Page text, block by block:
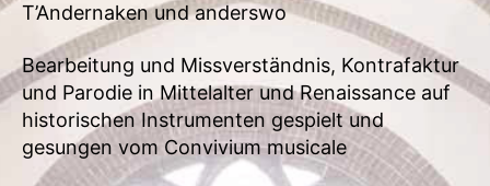
T’Andernaken und anderswo
Bearbeitung und Missverständnis, Kontrafaktur
und Parodie in Mittelalter und Renaissance auf
historischen Instrumenten gespielt und
gesungen vom Convivium musicale